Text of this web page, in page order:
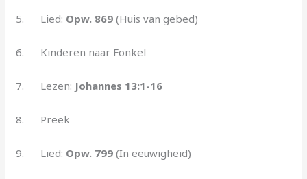
5. Lied: Opw. 869(Huis van gebed)
6. Kinderen naar Fonkel
7. Lezen: Johannes 13:1-16
8. Preek
9. Lied: Opw. 799(In eeuwigheid)